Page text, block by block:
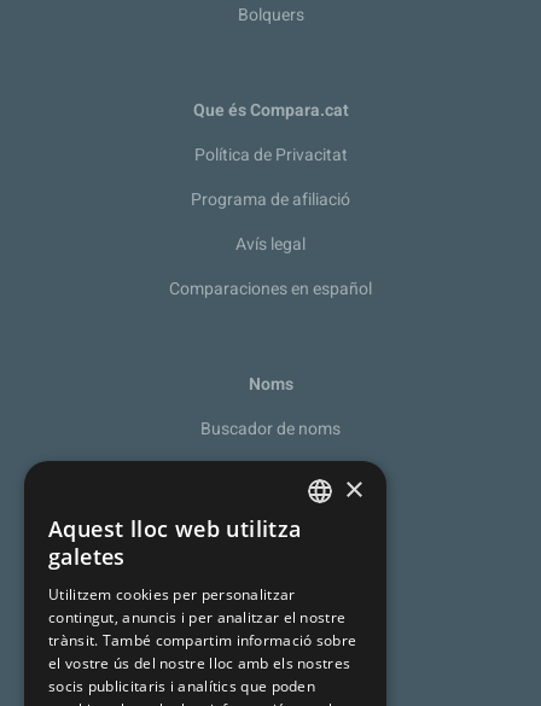
Bolquers
Que és Compara.cat
Política de Privacitat
Programa de afiliació
Avís legal
Comparaciones en español
Noms
Buscador de noms
Recomanador de noms
De la A a la Z
Cognoms catalans
Llista de naixement
ENGLISH
×
Aquest lloc web utilitza
galetes
Utilitzem cookies per personalitzar
contingut, anuncis i per analitzar el nostre
trànsit. També compartim informació sobre
el vostre ús del nostre lloc amb els nostres
socis publicitaris i analítics que poden